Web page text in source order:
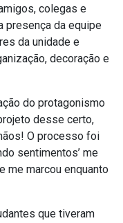
colegas e
presença da equipe
da unidade e
decoração e
do protagonismo
desse certo,
O processo foi
sentimentos’ me
me marcou enquanto
que tiveram